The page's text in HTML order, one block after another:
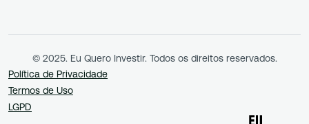
© 2025. Eu Quero Investir. Todos os direitos reservados.
Política de Privacidade
Termos de Uso
LGPD